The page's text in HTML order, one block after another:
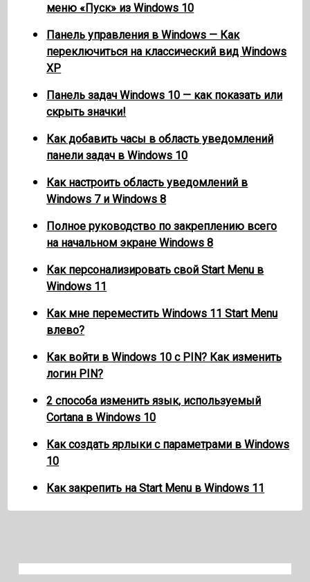
меню «Пуск» из Windows 10
Панель управления в Windows — Как
переключиться на классический вид Windows
XP
Панель задач Windows 10 — как показать или
скрыть значки!
Как добавить часы в область уведомлений
панели задач в Windows 10
Как настроить область уведомлений в
Windows 7 и Windows 8
Полное руководство по закреплению всего
на начальном экране Windows 8
Как персонализировать свой Start Menu в
Windows 11
Как мне переместить Windows 11 Start Menu
влево?
Как войти в Windows 10 с PIN? Как изменить
логин PIN?
2 способа изменить язык, используемый
Cortana в Windows 10
Как создать ярлыки с параметрами в Windows
10
Как закрепить на Start Menu в Windows 11